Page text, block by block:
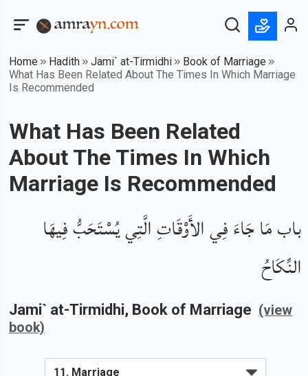
Home Hadith Jami` at-Tirmidhi
Book of Marriage
What Has Been Related About The Times In Which Marriage
Is Recommended
What Has Been Related
About The Times In Which
Marriage Is Recommended
باب مَا جَاءَ فِي الأَوْقَاتِ الَّتِي يُسْتَحَبُّ فِيهَا
النِّكَاحُ
Jami` at-Tirmidhi, Book of Marriage (view
book)